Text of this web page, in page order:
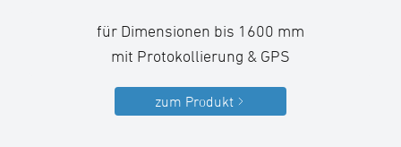
für Dimensionen bis 1600 mm
mit Protokollierung & GPS
zum Produkt